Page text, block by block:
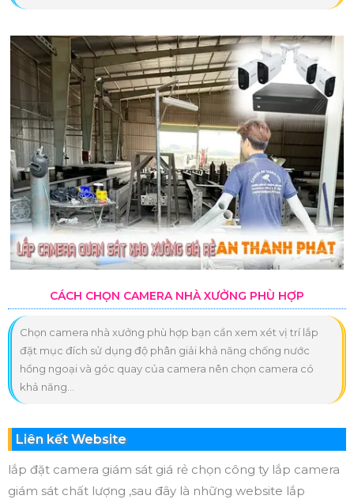
CÁCH CHỌN CAMERA NHÀ XƯỞNG PHÙ HỢP
Chọn camera nhà xưởng phù hợp bạn cần xem xét vị trí lắp
đặt mục đích sử dụng độ phân giải khả năng chống nước
hồng ngoại và góc quay của camera nên chọn camera có
khả năng...
Liên kết Website
lắp đặt camera giám sát giá rẻ chọn công ty lắp camera
giám sát chất lượng ,sau đây là những website lắp